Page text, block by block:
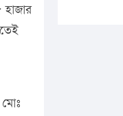
হাজার
মোঃ